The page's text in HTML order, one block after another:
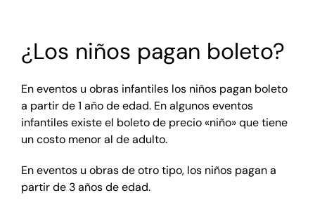
Especiales
Familiares
Morelos
Puebla
Michoacán
Eventos en todo México
¿Los niños pagan boleto?
En eventos u obras infantiles los niños pagan boleto
a partir de 1 año de edad. En algunos eventos
infantiles existe el boleto de precio «niño» que tiene
un costo menor al de adulto.
En eventos u obras de otro tipo, los niños pagan a
partir de 3 años de edad.